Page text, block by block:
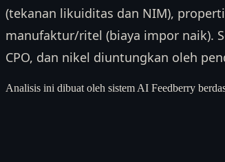
(tekanan likuiditas dan NIM),
manufaktur/ritel (biaya impor naik).
CPO, dan nikel diuntungkan oleh
Analisis ini dibuat oleh sistem AI Feedberry